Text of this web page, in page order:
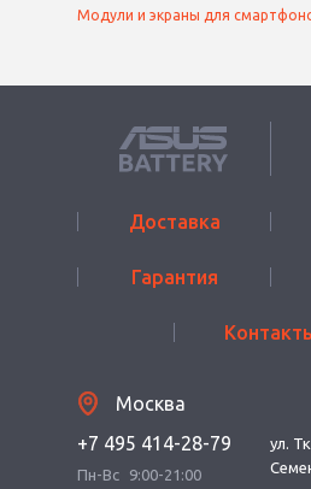
Модули и экраны для
Доставка
Гарантия
Москва
+7 495 414-28-79
Пн-Вс
9:00-21:00
ул.